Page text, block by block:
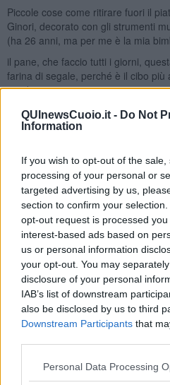
QUInewsCuoio.it - Do Not
Information
If you wish to opt-out of the
processing of your personal or
targeted advertising by us,
section to confirm your
opt-out request is processed
interest-based ads based on
us or personal information
your opt-out. You may
disclosure of your personal
IAB’s list of downstream
also be disclosed by us to third
Downstream Participants that
Personal Data Processing
Piccole cose come ritirare fuori il
Ginori, decorato con gli strumenti
(ha 26 anni, ma per me è la mia
il pane, che faccio tutti i giorni,
farina di segale, perché è il cibo più
condivisione;
la confettura che ho fatto ieri,
prugne dell’albero della mia amica
una tazza di caffè d’orzo e cannella
oltre che la salute, perché lo
a mia nonna ed era un momento di